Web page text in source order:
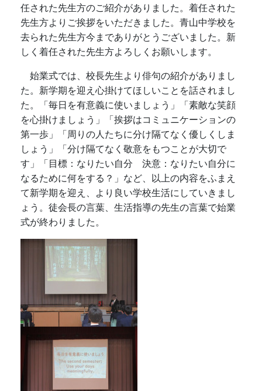
学校ブログ
令和8年度 1学期始業式
2026年4月6日10時05分
令和8年度 着任式・1学期始業式が4月6日（月）
に行われました。最初に校長先生より転出・退職さ
られた先生方のご紹介がありました。次に新たに着
任された先生方のご紹介がありました。着任された
先生方よりご挨拶をいただきました。青山中学校を
去られた先生方今までありがとうございました。新
しく着任された先生方よろしくお願いします。
始業式では、校長先生より俳句の紹介がありまし
た。新学期を迎え心掛けてほしいことを話されまし
た。「毎日を有意義に使いましょう」「素敵な笑顔
を心掛けましょう」「挨拶はコミュニケーションの
第一歩」「周りの人たちに分け隔てなく優しくしま
しょう」「分け隔てなく敬意をもつことが大切で
す」「目標：なりたい自分 決意：なりたい自分に
て新学期を迎え、より良い学校生活にしていきまし
ょう。徒会長の言葉、生活指導の先生の言葉で始業